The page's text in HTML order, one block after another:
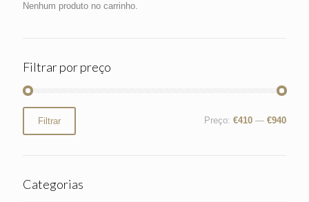
Nenhum produto no carrinho.
Filtrar por preço
mínimo
máximo
Filtrar Preço: €410 — €940
Categorias